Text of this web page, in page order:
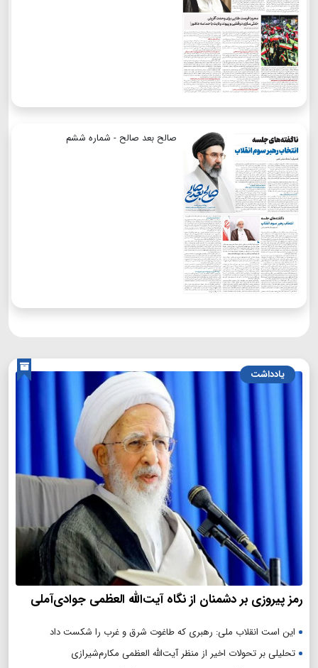
صالح بعد صالح - شماره ششم
یادداشت
رمز پیروزی بر دشمنان از نگاه آیت‌الله العظمی جوادی‌آملی
این است انقلاب ملی: رهبری که طاغوت شرق و غرب را شکست داد
تحلیلی بر تحولات اخیر از منظر آیت‌الله العظمی مکارم‌شیرازی